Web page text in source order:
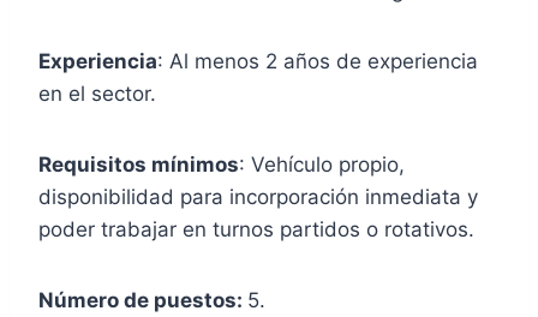
Experiencia: Al menos 2 años de experiencia
en el sector.
Requisitos mínimos: Vehículo propio,
disponibilidad para incorporación inmediata y
poder trabajar en turnos partidos o rotativos.
Número de puestos: 5.